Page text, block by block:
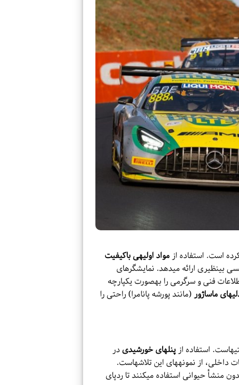
است. استفاده ازمواد اولیهی باکیفیت
بینظیری ارائه میدهد. نمایشگرهای
فنی و سرگرمی را بهصورت یکپارچه
ماساژور(مانند پورشه پانامرا) راحتی را
استفاده ازپنلهای خورشیدیدر
داخلی، از نمونههای این تلاشهاست.
منشأ حیوانی استفاده میکنند تا ردپای